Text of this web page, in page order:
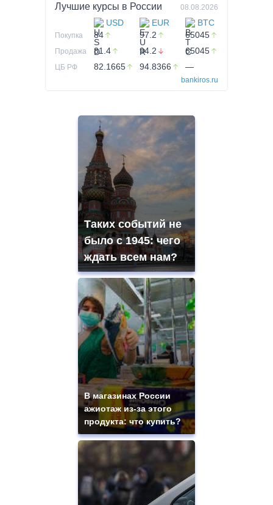
Лучшие курсы в России 08.08.2026
USD EUR BTC
Покупка 84 97.2 65045
Продажа 81.4 94.2 65045
ЦБ РФ 82.1665 94.8366 —
bankiros.ru
Таких событий не
было с 1945: чего
ждать всем нам?
В магазинах России
ажиотаж из-за этого
продукта: что купить?